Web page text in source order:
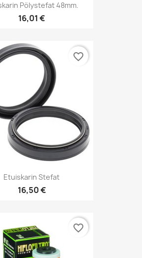
Pölystefat 48mm.
16,01 €
Etuiskarin Stefat
16,50 €
favorite_border
favorite_border